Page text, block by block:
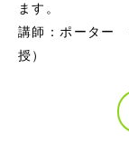
ます。
講師：ポーター
授）